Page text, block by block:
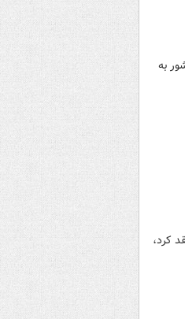
نفر از اتباع این کشور به
کرد،